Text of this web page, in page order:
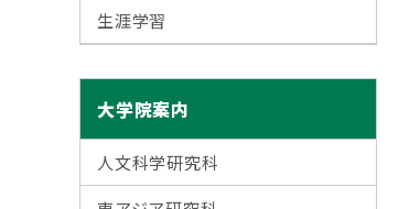
生涯学習
大学院案内
人文科学研究科